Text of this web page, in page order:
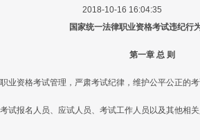
2018-10-16 16:04:35
国家统一法律职业资格考试违纪行
第一章 总 则
业资格考试管理，严肃考试纪律，维护公平公正的
试报名人员、应试人员、考试工作人员以及其他相